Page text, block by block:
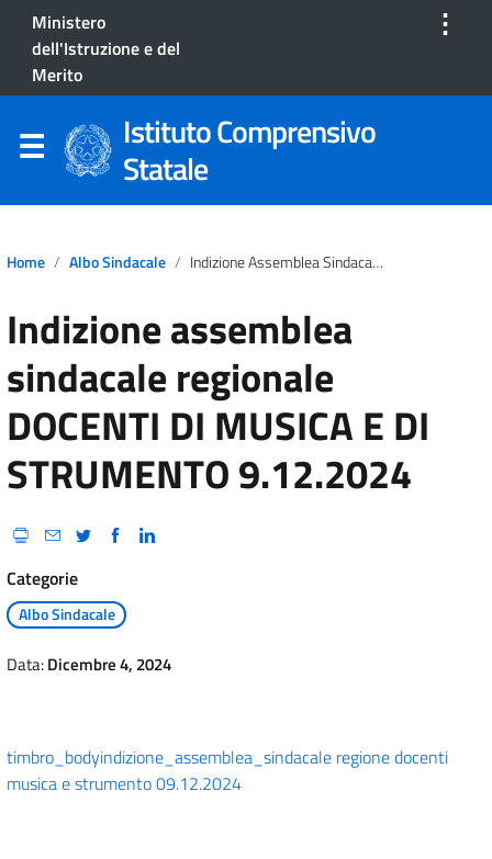
Ministero
dell'Istruzione e del
Merito
⋮
Istituto Comprensivo
Statale
Home Albo Sindacale Indizione Assemblea Sindacale Regionale DOCENTI DI MUSICA E DI STRUMENTO 9.12.2024
Indizione assemblea
sindacale regionale
DOCENTI DI MUSICA E DI
STRUMENTO 9.12.2024
Categorie
Albo Sindacale
Data:Dicembre 4, 2024
timbro_bodyindizione_assemblea_sindacale regione docenti
musica e strumento 09.12.2024